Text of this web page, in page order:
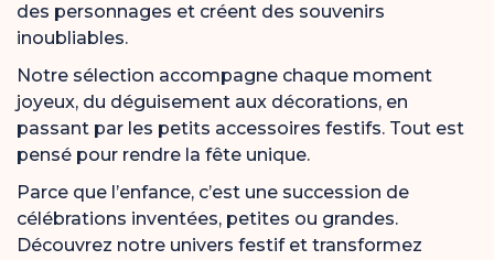
des personnages et créent des souvenirs
inoubliables.
Notre sélection accompagne chaque moment
joyeux, du déguisement aux décorations, en
passant par les petits accessoires festifs. Tout est
pensé pour rendre la fête unique.
Parce que l’enfance, c’est une succession de
célébrations inventées, petites ou grandes.
Découvrez notre univers festif et transformez